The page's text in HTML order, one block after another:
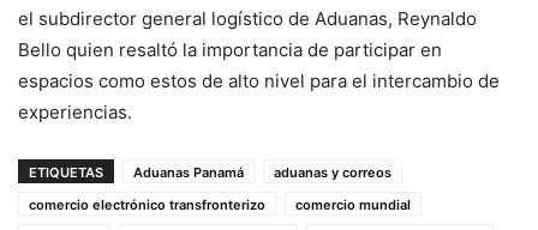
el subdirector general logístico de Aduanas, Reynaldo
Bello quien resaltó la importancia de participar en
espacios como estos de alto nivel para el intercambio de
experiencias.
ETIQUETAS Aduanas Panamá
aduanas y correos
comercio electrónico transfronterizo
comercio mundial